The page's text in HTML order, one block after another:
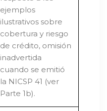
ejemplos
ilustrativos sobre
cobertura y riesgo
de crédito, omisión
inadvertida
cuando se emitió
la NICSP 41 (ver
Parte 1b).